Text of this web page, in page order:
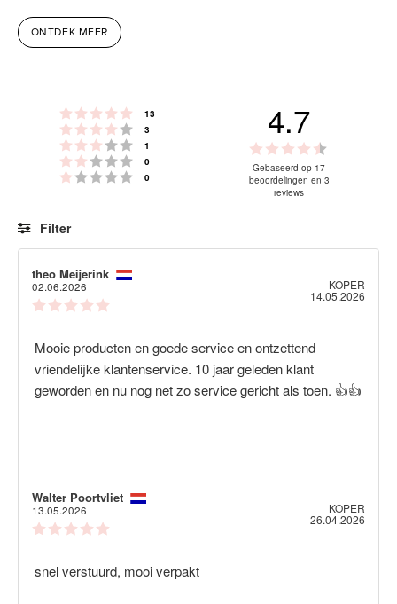
ONTDEK MEER
Beoordeling: 5 uit 5 sterren
13
Beoordeling: 4 uit 5 sterren
3
Beoordeling: 3 uit 5 sterren
1
Beoordeling: 2 uit 5 sterren
0
Beoordeling: 1 uit 5 sterren
0
4.7
Gebaseerd op 17
beoordelingen en 3
reviews
Filter
Auteur
van
deze
beoordeling:
theo Meijerink
02.06.2026
5
KOPER
14.05.2026
Beoordelingstekst:
Mooie producten en goede service en ontzettend
vriendelijke klantenservice. 10 jaar geleden klant
geworden en nu nog net zo service gericht als toen. 👍👍
Auteur
van
deze
beoordeling:
Walter Poortvliet
13.05.2026
5
sterren
KOPER
26.04.2026
Beoordelingstekst:
snel verstuurd, mooi verpakt